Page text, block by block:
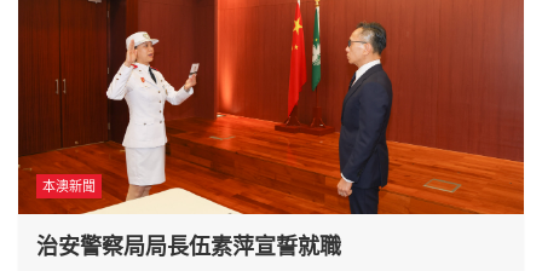
本澳新聞
治安警察局局長伍素萍宣誓就職